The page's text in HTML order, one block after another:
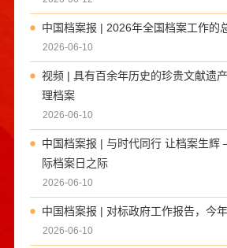
中国档案报 | 2026年全国档案工作的
2026-06-10
视频 | 具有百余年历史的珍贵文献遗
理档案
2026-06-10
中国档案报 | 与时代同行 让档案生
际档案日之际
2026-06-10
中国档案报 | 对标政府工作报告，今
2026-06-10